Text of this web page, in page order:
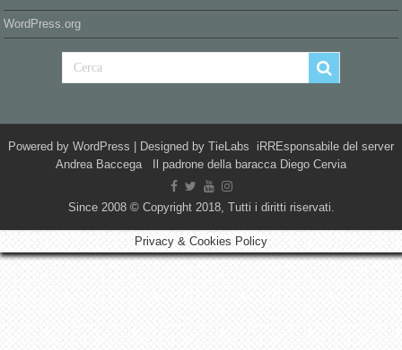
WordPress.org
Powered by WordPress | Designed by TieLabs iRREsponsabile del server
Andrea Baccega Il padrone della baracca Diego Cervia
Since 2008 © Copyright 2018, Tutti i diritti riservati.
Privacy & Cookies Policy